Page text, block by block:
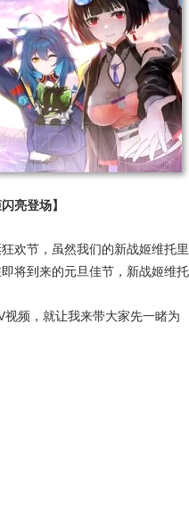
亮登场】
欢节，虽然我们的新战姬维托里
将到来的元旦佳节，新战姬维托
频，就让我来带大家先一睹为